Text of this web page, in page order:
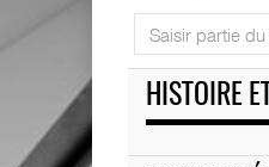
Saisir
partie
du
titre
HISTOIRE